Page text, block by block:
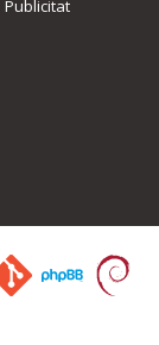
Publicitat